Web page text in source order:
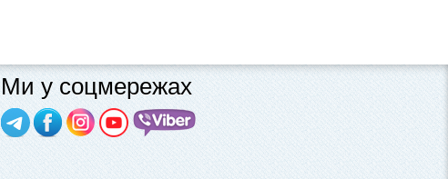
Ми у соцмережах